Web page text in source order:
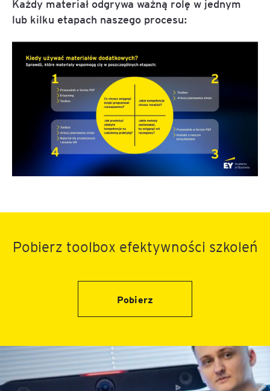
Każdy materiał odgrywa ważną rolę w jednym
lub kilku etapach naszego procesu:
Pobierz toolbox efektywności szkoleń
Pobierz